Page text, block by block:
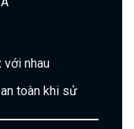
với nhau
toàn khi sử